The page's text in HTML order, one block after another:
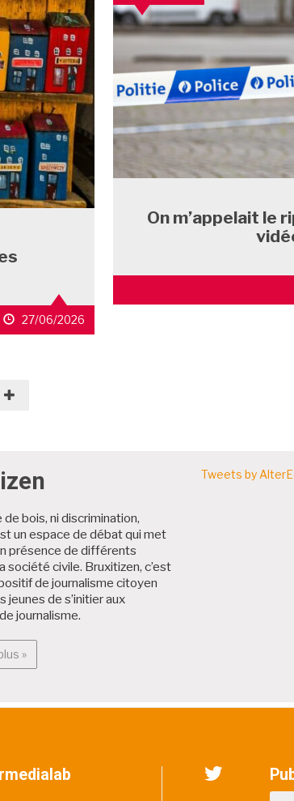
27/06/2026
On m’appelait le
AFFICHER PLUS D'ARTICLES
de bois, ni discrimination,
un espace de débat qui met
présence de différents
société civile. Bruxitizen, c’est
de journalisme citoyen
jeunes de s’initier aux
journalisme.
»En savoir plus : Bruxitizen
Tweets by